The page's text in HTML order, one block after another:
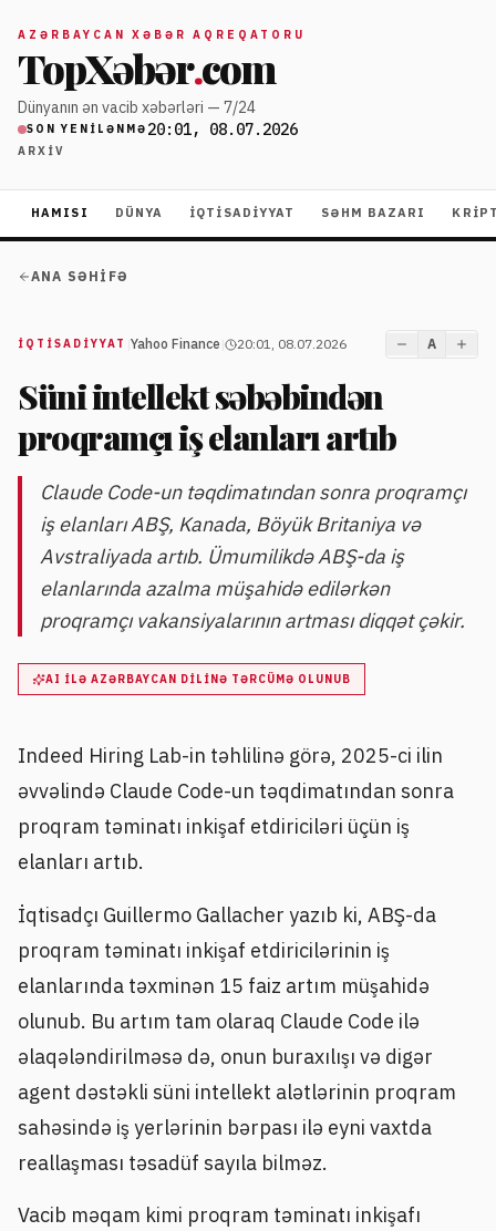
AZƏRBAYCAN XƏBƏR AQREQATORU
TopXəbər.com
Dünyanın ən vacib xəbərləri — 7/24
SON YENILƏNMƏ 20:01, 08.07.2026
ARXIV
HAMISI DÜNYA İQTISADIYYAT SƏHM BAZARI
ANA SƏHIFƏ
İQTISADIYYAT Yahoo Finance 20:01, 08.07.2026 A
Süni intellekt səbəbindən
proqramçı iş elanları artıb
Claude Code-un təqdimatından sonra proqramçı
iş elanları ABŞ, Kanada, Böyük Britaniya və
Avstraliyada artıb. Ümumilikdə ABŞ-da iş
elanlarında azalma müşahidə edilərkən
proqramçı vakansiyalarının artması diqqət çəkir.
AI ILƏ AZƏRBAYCAN DILINƏ TƏRCÜMƏ OLUNUB
Indeed Hiring Lab-in təhlilinə görə, 2025-ci ilin
əvvəlində Claude Code-un təqdimatından sonra
proqram təminatı inkişaf etdiriciləri üçün iş
elanları artıb.
İqtisadçı Guillermo Gallacher yazıb ki, ABŞ-da
proqram təminatı inkişaf etdiricilərinin iş
elanlarında təxminən 15 faiz artım müşahidə
olunub. Bu artım tam olaraq Claude Code ilə
əlaqələndirilməsə də, onun buraxılışı və digər
agent dəstəkli süni intellekt alətlərinin proqram
sahəsində iş yerlərinin bərpası ilə eyni vaxtda
reallaşması təsadüf sayıla bilməz.
Vacib məqam kimi proqram təminatı inkişafı